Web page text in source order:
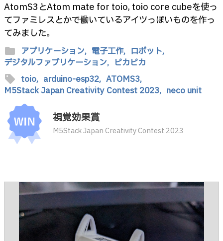
AtomS3とAtom mate for toio, toio core cubeを使っ
てファミレスとかで働いているアイツっぽいものを作っ
てみました。
folder アプリケーション, 電子工作, ロボット,
デジタルファブリケーション, ピカピカ
sell toio, arduino-esp32, ATOMS3,
M5Stack Japan Creativity Contest 2023, neco unit
視覚効果賞
M5Stack Japan Creativity Contest 2023